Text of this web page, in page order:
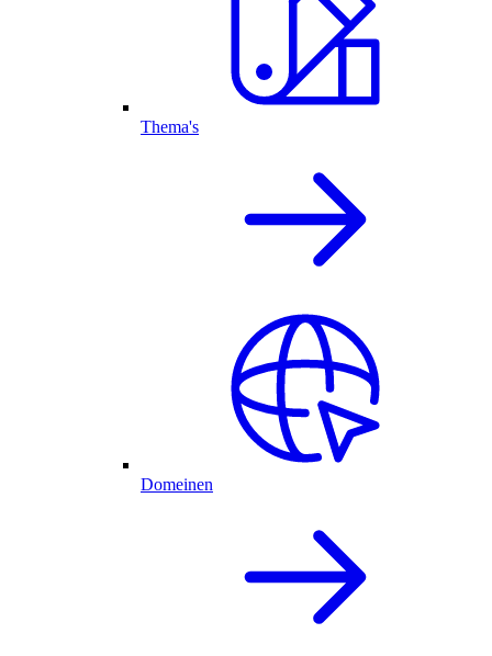
Thema's
Domeinen